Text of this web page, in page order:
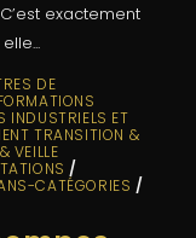
exactement
DE
INDUSTRIELS ET
TRANSITION &
VEILLE
/
CATÉGORIES /